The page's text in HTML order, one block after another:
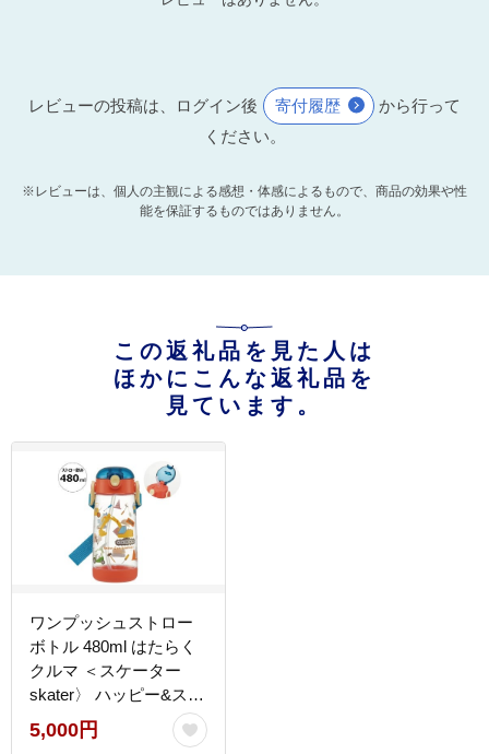
レビューの投稿は、ログイン後 寄付履歴
から行って
ください。
※レビューは、個人の主観による感想・体感によるもので、商品の効果や性
能を保証するものではありません。
この返礼品を見た人は
ほかにこんな返礼品を
見ています。
ワンプッシュストロー
ボトル 480ml はたらく
クルマ ＜スケーター
skater〉 ハッピー&スマ
イル 水筒 奈良県 奈良市
なら 5-117
5,000円